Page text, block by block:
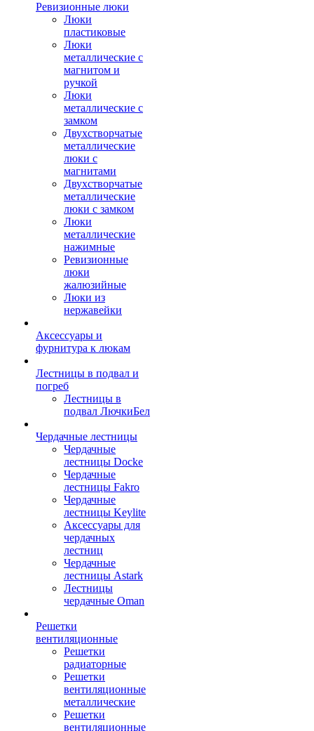
Ревизионные люки
Люки
пластиковые
Люки
металлические с
магнитом и
ручкой
Люки
металлические с
замком
Двухстворчатые
металлические
люки с
магнитами
Двухстворчатые
металлические
люки с замком
Люки
металлические
нажимные
Ревизионные
люки
жалюзийные
Люки из
нержавейки
Аксессуары и
фурнитура к люкам
Лестницы в подвал и
погреб
Лестницы в
подвал ЛючкиБел
Чердачные лестницы
Чердачные
лестницы Docke
Чердачные
лестницы Fakro
Чердачные
лестницы Keylite
Аксессуары для
чердачных
лестниц
Чердачные
лестницы Astark
Лестницы
чердачные Oman
Решетки
вентиляционные
Решетки
радиаторные
Решетки
вентиляционные
металлические
Решетки
вентиляционные